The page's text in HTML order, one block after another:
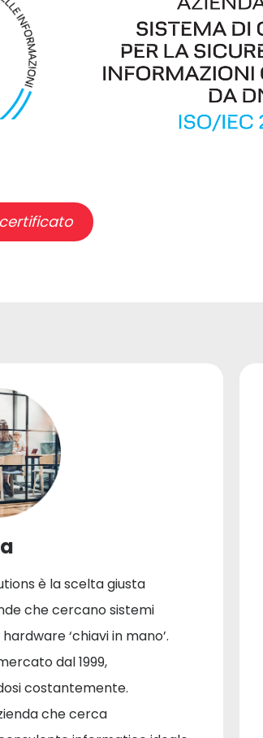
certificato
è la scelta giusta
che cercano sistemi
‘chiavi in mano’.
dal 1999,
costantemente.
che cerca